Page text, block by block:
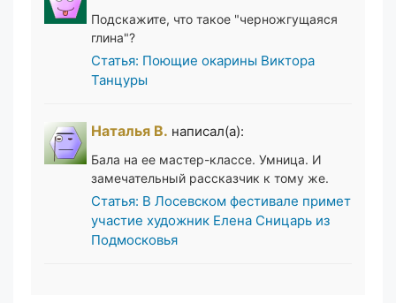
Подскажите, что такое "черножгущаяся
глина"?
Статья: Поющие окарины Виктора
Танцуры
Наталья В. написал(а):
Бала на ее мастер-классе. Умница. И
замечательный рассказчик к тому же.
Статья: В Лосевском фестивале примет
участие художник Елена Сницарь из
Подмосковья